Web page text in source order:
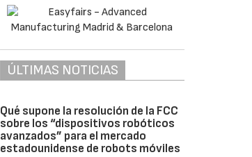
ÚLTIMAS NOTICIAS
Qué supone la resolución de la FCC
sobre los “dispositivos robóticos
avanzados” para el mercado
estadounidense de robots móviles